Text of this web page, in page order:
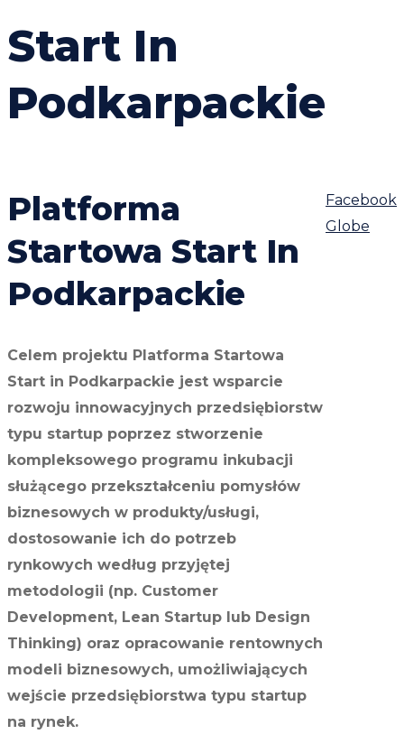
Start In
Podkarpackie
Platforma
Startowa Start In
Podkarpackie
Celem projektu Platforma Startowa
Start in Podkarpackie jest wsparcie
rozwoju innowacyjnych przedsiębiorstw
typu startup poprzez stworzenie
kompleksowego programu inkubacji
służącego przekształceniu pomysłów
biznesowych w produkty/usługi,
dostosowanie ich do potrzeb
rynkowych według przyjętej
metodologii (np. Customer
Development, Lean Startup lub Design
Thinking) oraz opracowanie rentownych
modeli biznesowych, umożliwiających
wejście przedsiębiorstwa typu startup
na rynek.
Facebook
Globe